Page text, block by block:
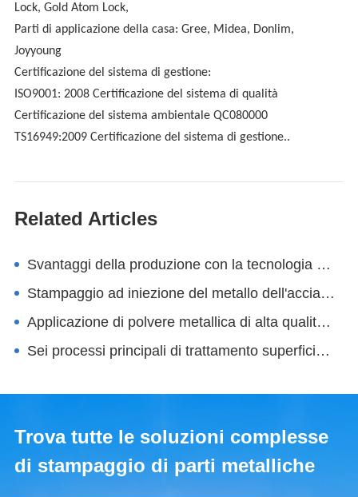
Lock, Gold Atom Lock,
Parti di applicazione della casa: Gree, Midea, Donlim,
Joyyoung
Certificazione del sistema di gestione:
ISO9001: 2008 Certificazione del sistema di qualità
Certificazione del sistema ambientale QC080000
TS16949:2009 Certificazione del sistema di gestione..
Related Articles
Svantaggi della produzione con la tecnologia della metallurgia delle polveri
Stampaggio ad iniezione del metallo dell'acciaio inossidabile SUS201
Applicazione di polvere metallica di alta qualità nello stampaggio ad iniezione e nella produzione additiva
Sei processi principali di trattamento superficiale per componenti MIM
Trova tutte le soluzioni complesse
di stampaggio di parti metalliche